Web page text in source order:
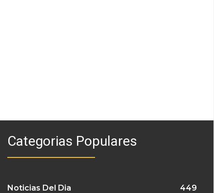
Categorias Populares
Noticias Del Dia 449